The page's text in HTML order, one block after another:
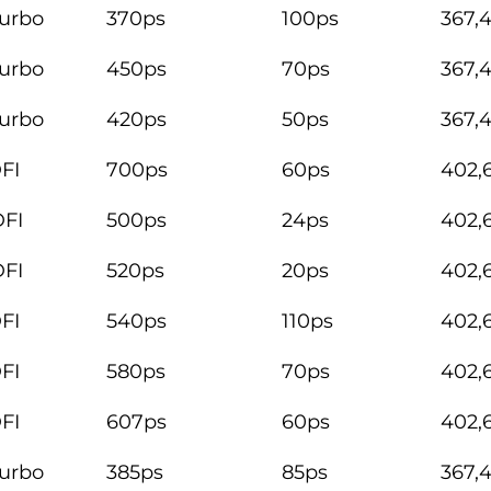
370ps 100ps
450ps 70ps
420ps 50ps
700ps 60ps
500ps 24ps
520ps 20ps
540ps 110ps
580ps 70ps
607ps 60ps
385ps 85ps